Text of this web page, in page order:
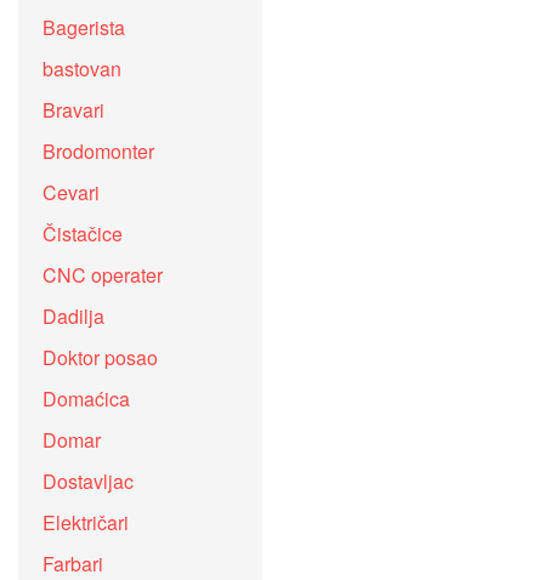
Bagerista
bastovan
Bravari
Brodomonter
Cevari
Čistačice
CNC operater
Dadilja
Doktor posao
Domaćica
Domar
Dostavljac
Električari
Farbari